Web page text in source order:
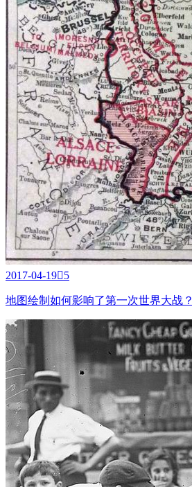
2017-04-195
地图绘制如何影响了第一次世界大战？